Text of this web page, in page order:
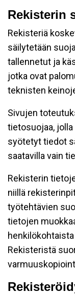
Rekisterin
Rekisteriä
säilytetään
tallennetut ja
jotka ovat
teknisten
Sivujen
tietosuojaa,
syötetyt tiedot
saatavilla vain
Rekisterin
niillä
työtehtävien
tietojen
Rekisteristä